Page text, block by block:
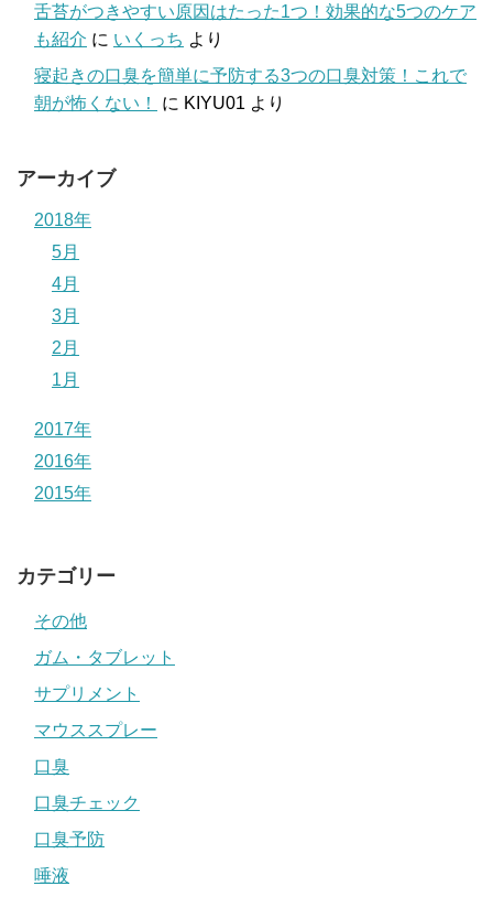
舌苔がつきやすい原因はたった1つ！効果的な5つのケア
も紹介 に いくっち より
寝起きの口臭を簡単に予防する3つの口臭対策！これで
朝が怖くない！
に KIYU01 より
アーカイブ
2018年
5月
4月
3月
2月
1月
2017年
2016年
2015年
カテゴリー
その他
ガム・タブレット
サプリメント
マウススプレー
口臭
口臭チェック
口臭予防
唾液